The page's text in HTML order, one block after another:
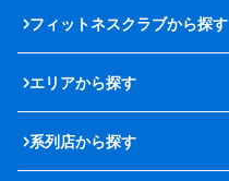
フィットネスクラブから探す
エリアから探す
系列店から探す